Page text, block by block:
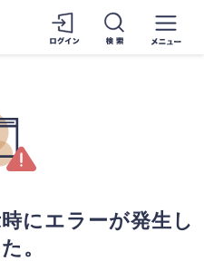
にエラーが発生し
。